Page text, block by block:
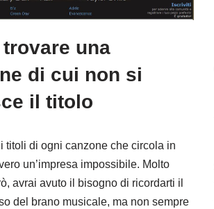
trovare una
di cui non si
il titolo
titoli di ogni canzone che circola in
un’impresa impossibile. Molto
avrai avuto il bisogno di ricordarti il
del brano musicale, ma non sempre